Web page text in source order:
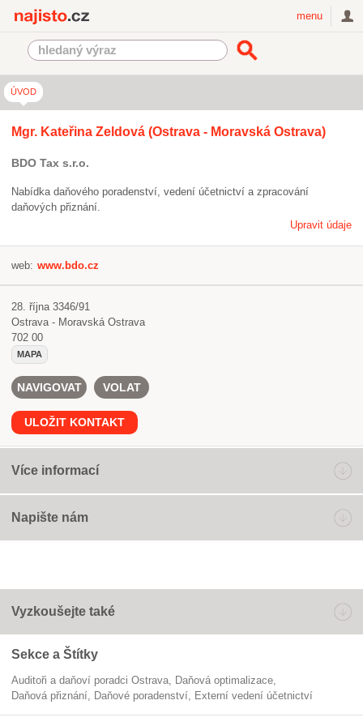
menu
ÚVOD
Mgr. Kateřina Zeldová (Ostrava - Moravská Ostrava)
BDO Tax s.r.o.
Nabídka daňového poradenství, vedení účetnictví a zpracování
daňových přiznání.
Upravit údaje
web: www.bdo.cz
28. října 3346/91
Ostrava - Moravská Ostrava
702 00
MAPA
NAVIGOVAT VOLAT
ULOŽIT KONTAKT
Více informací
Napište nám
Vyzkoušejte také
Sekce a Štítky
Auditoři a daňoví poradci Ostrava
daňová optimalizace
daňová přiznání
daňové poradenství externí vedení účetnictví